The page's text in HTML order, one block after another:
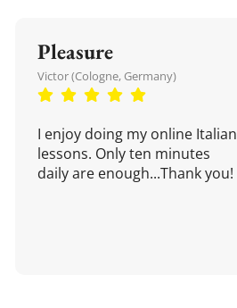
Pleasure
Victor (Cologne, Germany)
I enjoy doing my online Italian
lessons. Only ten minutes
daily are enough...Thank you!